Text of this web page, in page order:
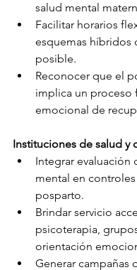
salud mental
Facilitar horarios
esquemas híbridos
posible.
Reconocer que el
implica un proceso
emocional de
Instituciones de salud y
Integrar evaluación
mental en
posparto.
Brindar servicio
psicoterapia,
orientación
Generar campañas